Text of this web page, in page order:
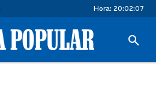
Hora: 20:02:07